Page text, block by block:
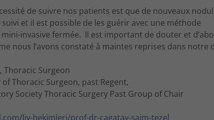
de suivre nos patients est que de nouveaux
et il est possible de les guérir avec une méthode
invasive fermée. Il est important de douter et
nous l’avons constaté à maintes reprises dans notre
Thoracic Surgeon
of Thoracic Surgeon, past Regent,
Society Thoracic Surgery Past Group of Chair
liv-hekimleri/prof-dr-cagatay-saim-tezel